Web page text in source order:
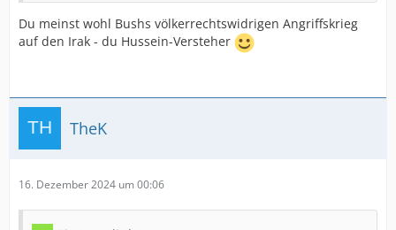
Du meinst wohl Bushs völkerrechtswidrigen Angriffskrieg
auf den Irak - du Hussein-Versteher
TheK
16. Dezember 2024 um 00:06